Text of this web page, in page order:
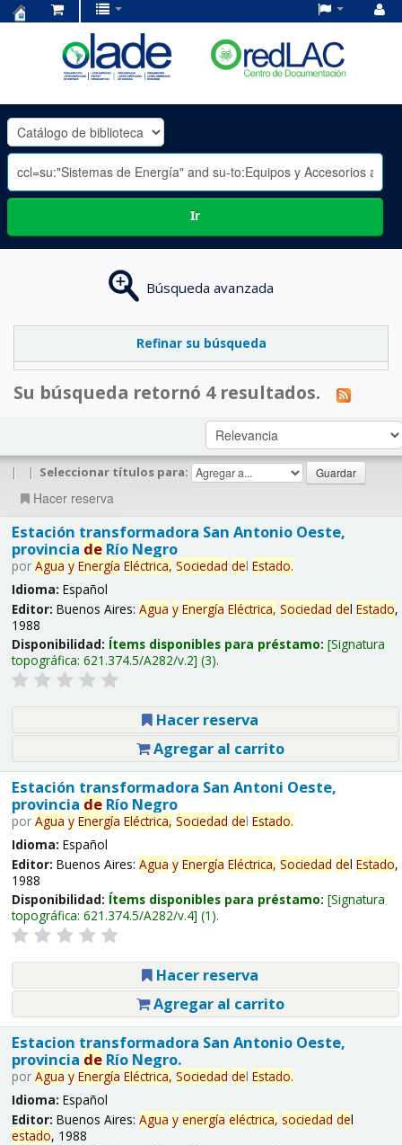
OLADE
-
Ir
Búsqueda avanzada
Refinar su búsqueda
Su búsqueda retornó 4 resultados.
| | Seleccionar títulos para:
Hacer reserva
Estación transformadora San Antonio Oeste,
provincia deRío Negro
por Agua y Energía Eléctrica, Sociedad del Estado.
Idioma: Español
Editor: Buenos Aires: Agua y Energía Eléctrica, Sociedad del Estado,
1988
Disponibilidad: Ítems disponibles para préstamo: Signatura
topográfica: 621.374.5/A282/v.2 (3).
Hacer reserva
Agregar al carrito
Estación transformadora San Antoni Oeste,
provincia deRío Negro
por Agua y Energía Eléctrica, Sociedad del Estado.
Idioma: Español
Editor: Buenos Aires: Agua y Energía Eléctrica, Sociedad del Estado,
1988
Disponibilidad: Ítems disponibles para préstamo: Signatura
topográfica: 621.374.5/A282/v.4 (1).
Hacer reserva
Agregar al carrito
Estacion transformadora San Antonio Oeste,
provincia deRío Negro.
por Agua y Energía Eléctrica, Sociedad del Estado.
Idioma: Español
Editor: Buenos Aires: Agua y energía eléctrica, sociedad del
estado, 1988